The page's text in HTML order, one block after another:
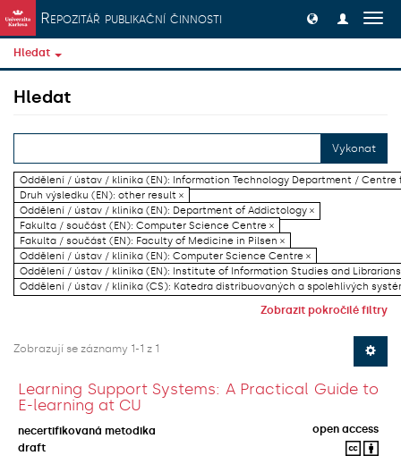
Přeskočit na obsah
Repozitář publikační činnosti
Hledat
Hledat
Vykonat
Oddělení / ústav / klinika (EN): Information Technology Department / Centre
Druh výsledku (EN): other result ×
Oddělení / ústav / klinika (EN): Department of Addictology ×
Fakulta / součást (EN): Computer Science Centre ×
Fakulta / součást (EN): Faculty of Medicine in Pilsen ×
Oddělení / ústav / klinika (EN): Computer Science Centre ×
Oddělení / ústav / klinika (EN): Institute of Information Studies and
Oddělení / ústav / klinika (CS): Katedra distribuovaných a spolehlivých
Zobrazit pokročilé filtry
Zobrazují se záznamy 1-1 z 1
Learning Support Systems: A Practical Guide to
E-learning at CU
necertifikovaná metodika
open access
draft